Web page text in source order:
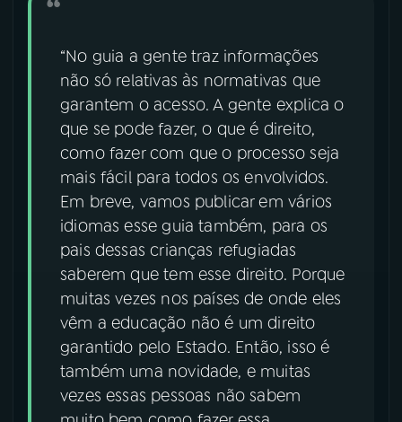
“No guia a gente traz informações
não só relativas às normativas que
garantem o acesso. A gente explica o
que se pode fazer, o que é direito,
como fazer com que o processo seja
mais fácil para todos os envolvidos.
Em breve, vamos publicar em vários
idiomas esse guia também, para os
pais dessas crianças refugiadas
saberem que tem esse direito. Porque
muitas vezes nos países de onde eles
vêm a educação não é um direito
garantido pelo Estado. Então, isso é
também uma novidade, e muitas
vezes essas pessoas não sabem